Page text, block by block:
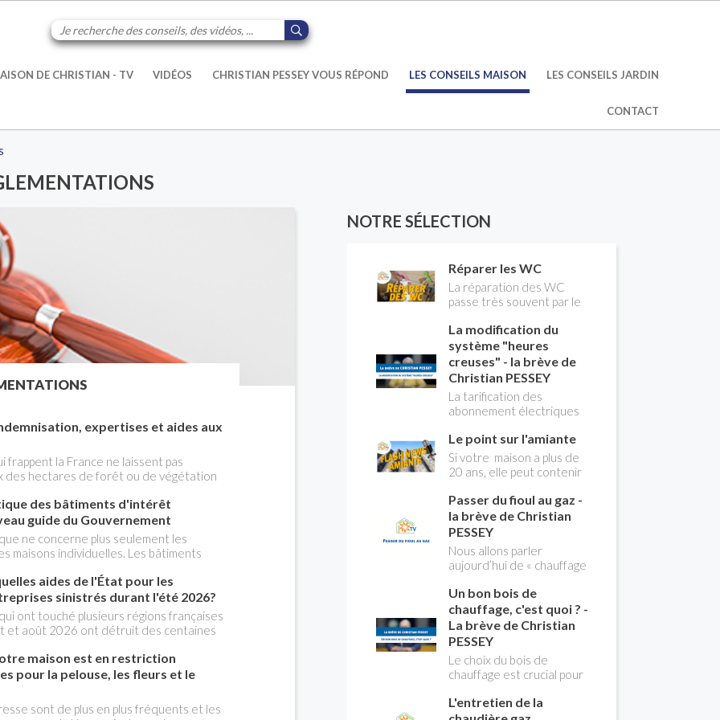
DE CHRISTIAN - TV VIDÉOS CHRISTIAN PESSEY VOUS RÉPOND LES CONSEILS MAISON LES CONSEILS JARDIN
CONTACT
expertises et aides aux
frappent la France ne laissent pas
des hectares de forêt ou de végétation
et des familles privées de
commence alors une autre épreuve :
, faire constater les dégâts et parvenir
des bâtiments d'intérêt
guide du Gouvernement
ne concerne plus seulement les
maisons individuelles. Les bâtiments
par leur architecture, sont eux aussi
d'énergie. Pour accompagner
les ministères de la Culture
Cerema, viennent de publier un Guide
énergétique des bâtiments d'intérêt
constitue une référence pour mener des
en préservant les qualités architecturales
aides de l'État pour les
sinistrés durant l'été 2026?
ont touché plusieurs régions françaises
et août 2026 ont détruit des centaines
le gouvernement a annoncé une série
destinées à accompagner les
et les indépendants dans les semaines
des indemnisations, reports de
maison est en restriction
pour la pelouse, les fleurs et le
sont de plus en plus fréquents et les
NOTRE SÉLECTION
Réparer les WC
La réparation des WC
passe très souvent par le
flotteur. Tuto pour tout
vous expliquer
La modification du
système "heures
creuses" - la brève de
Christian PESSEY
La tarification des
abonnement électriques
longtemps deux
possibilités : heures
pleines, heures creuses.
Aujourd'hui Christian
PESSEY vous explique tout
ce qu'il faut savoir sur la
nouvelle modification du
système "heures creuses"
qui concerne près de 15
millions de Français !
Le point sur l'amiante
Si votre maison a plus de
20 ans, elle peut contenir
contenant de l'amiante) !
Pas de panique, on fait le
point dans notre flash
news n°3 spéciale
Amiante et ses dangers
avec Christian Pessey
Passer du fioul au gaz -
la brève de Christian
PESSEY
Nous allons parler
aujourd’hui de « chauffage
du changement d’énergie.
Nous allons aborder
l’abandon du fioul au profit
du gaz.
Un bon bois de
chauffage, c'est quoi ? -
La brève de Christian
PESSEY
Le choix du bois de
chauffage est crucial pour
rendement énergétique
L'entretien de la